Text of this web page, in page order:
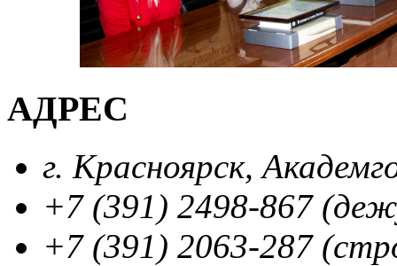
АДРЕС
г. Красноярск,
+7 (391) 2498-867
+7 (391) 2063-287